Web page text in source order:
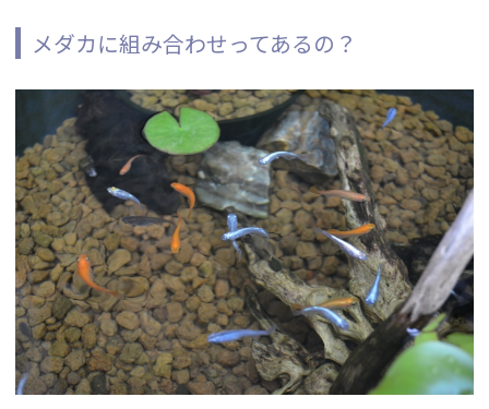
メダカに組み合わせってあるの？